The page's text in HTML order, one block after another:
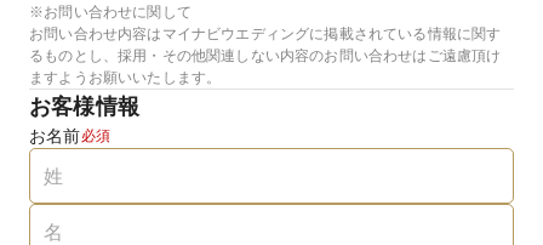
※お問い合わせに関して
お問い合わせ内容はマイナビウエディングに掲載されている情報に関す
るものとし、採用・その他関連しない内容のお問い合わせはご遠慮頂け
ますようお願いいたします。
お客様情報
お名前必須